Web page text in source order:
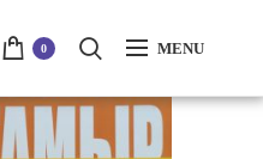
0 MENU